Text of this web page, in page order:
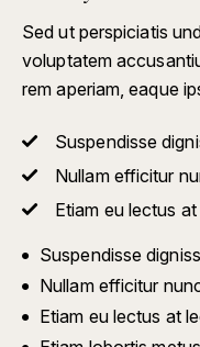
Sed ut perspiciatis
voluptatem
rem aperiam, eaque
Suspendisse
Nullam efficitur
Etiam eu lectus
Suspendisse
Nullam efficitur
Etiam eu lectus at